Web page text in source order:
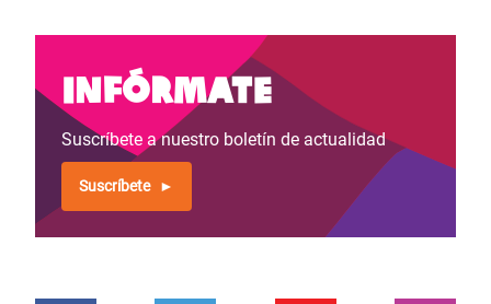
Infórmate
Suscríbete a nuestro boletín de actualidad
Suscríbete